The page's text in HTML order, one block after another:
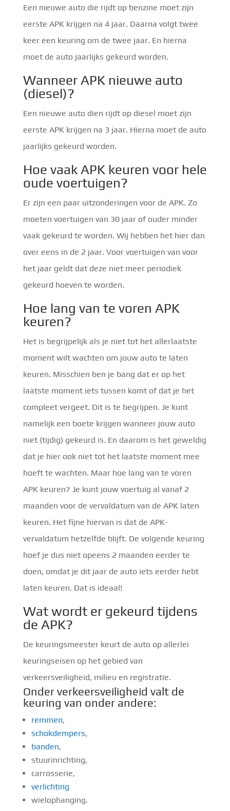
Een nieuwe auto die rijdt op benzine moet zijn
eerste APK krijgen na 4 jaar. Daarna volgt twee
keer een keuring om de twee jaar. En hierna
moet de auto jaarlijks gekeurd worden.
Wanneer APK nieuwe auto
(diesel)?
Een nieuwe auto dien rijdt op diesel moet zijn
eerste APK krijgen na 3 jaar. Hierna moet de auto
jaarlijks gekeurd worden.
Hoe vaak APK keuren voor hele
oude voertuigen?
Er zijn een paar uitzonderingen voor de APK. Zo
moeten voertuigen van 30 jaar of ouder minder
vaak gekeurd te worden. Wij hebben het hier dan
over eens in de 2 jaar. Voor voertuigen van voor
het jaar geldt dat deze niet meer periodiek
gekeurd hoeven te worden.
Hoe lang van te voren APK
keuren?
Het is begrijpelijk als je niet tot het allerlaatste
moment wilt wachten om jouw auto te laten
keuren. Misschien ben je bang dat er op het
laatste moment iets tussen komt of dat je het
compleet vergeet. Dit is te begrijpen. Je kunt
namelijk een boete krijgen wanneer jouw auto
niet (tijdig) gekeurd is. En daarom is het geweldig
dat je hier ook niet tot het laatste moment mee
hoeft te wachten. Maar hoe lang van te voren
APK keuren? Je kunt jouw voertuig al vanaf 2
maanden voor de vervaldatum van de APK laten
keuren. Het fijne hiervan is dat de APK-
vervaldatum hetzelfde blijft. De volgende keuring
hoef je dus niet opeens 2 maanden eerder te
doen, omdat je dit jaar de auto iets eerder hebt
laten keuren. Dat is ideaal!
Wat wordt er gekeurd tijdens
de APK?
De keuringsmeester keurt de auto op allerlei
keuringseisen op het gebied van
verkeersveiligheid, milieu en registratie.
Onder verkeersveiligheid valt de
keuring van onder andere:
remmen,
schokdempers,
banden,
stuurinrichting,
carrosserie,
verlichting
wielophanging.